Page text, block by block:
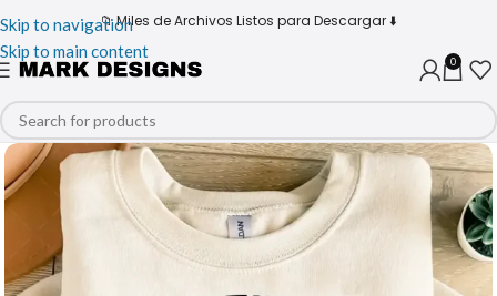
Skip to navigation
Skip to main content
📁 Miles de Archivos Listos para Descargar ⬇️
0